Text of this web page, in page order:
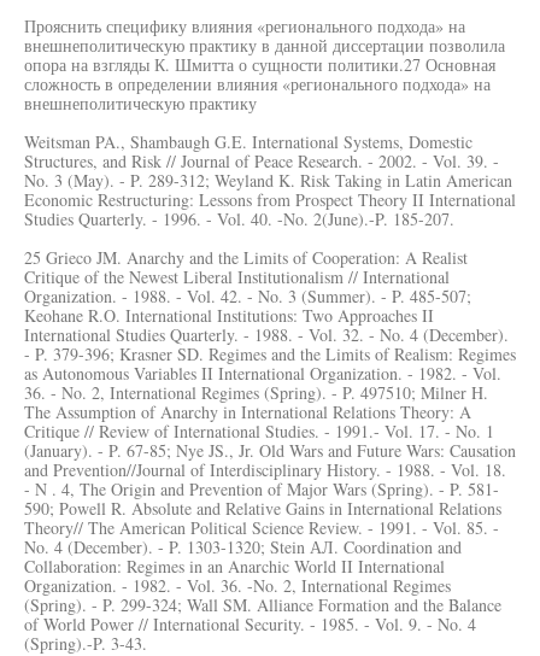
Прояснить специфику влияния «регионального подхода» на
внешнеполитическую практику в данной диссертации позволила
опора на взгляды К. Шмитта о сущности политики.27 Основная
сложность в определении влияния «регионального подхода» на
внешнеполитическую практику
Weitsman PA., Shambaugh G.E. International Systems, Domestic
Structures, and Risk // Journal of Peace Research. - 2002. - Vol. 39. -
No. 3 (May). - P. 289-312; Weyland K. Risk Taking in Latin American
Economic Restructuring: Lessons from Prospect Theory II International
Studies Quarterly. - 1996. - Vol. 40. -No. 2(June).-P. 185-207.
25 Grieco JM. Anarchy and the Limits of Cooperation: A Realist
Critique of the Newest Liberal Institutionalism // International
Organization. - 1988. - Vol. 42. - No. 3 (Summer). - P. 485-507;
Keohane R.O. International Institutions: Two Approaches II
International Studies Quarterly. - 1988. - Vol. 32. - No. 4 (December).
- P. 379-396; Krasner SD. Regimes and the Limits of Realism: Regimes
as Autonomous Variables II International Organization. - 1982. - Vol.
36. - No. 2, International Regimes (Spring). - P. 497510; Milner H.
The Assumption of Anarchy in International Relations Theory: A
Critique // Review of International Studies. - 1991.- Vol. 17. - No. 1
(January). - P. 67-85; Nye JS., Jr. Old Wars and Future Wars: Causation
and Prevention//Journal of Interdisciplinary History. - 1988. - Vol. 18.
- N . 4, The Origin and Prevention of Major Wars (Spring). - P. 581-
590; Powell R. Absolute and Relative Gains in International Relations
Theory// The American Political Science Review. - 1991. - Vol. 85. -
No. 4 (December). - P. 1303-1320; Stein АЛ. Coordination and
Collaboration: Regimes in an Anarchic World II International
Organization. - 1982. - Vol. 36. -No. 2, International Regimes
(Spring). - P. 299-324; Wall SM. Alliance Formation and the Balance
of World Power // International Security. - 1985. - Vol. 9. - No. 4
(Spring).-P. 3-43.